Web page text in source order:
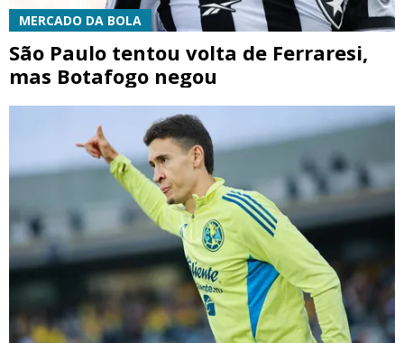
MERCADO DA BOLA
São Paulo tentou volta de Ferraresi,
mas Botafogo negou